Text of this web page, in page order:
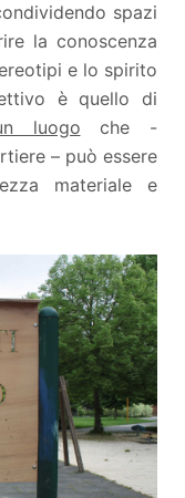
spazi
la conoscenza
e lo spirito
è quello di
luogo che -
– può essere
materiale e